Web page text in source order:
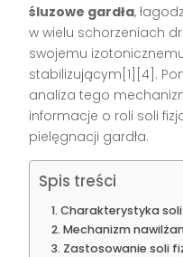
śluzowe gardła,
w wielu schorzeniach
swojemu
stabilizującym[1][4].
analiza tego
informacje o roli soli
pielęgnacji gardła.
Spis treści
Charakterystyka
Mechanizm
Zastosowanie soli